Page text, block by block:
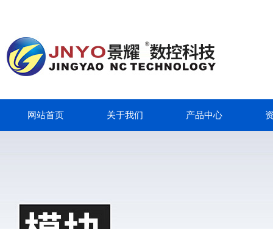
网站首页 关于我们 产品中心